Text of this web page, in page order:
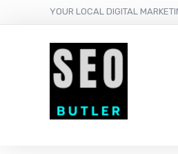
YOUR LOCAL DIGITAL